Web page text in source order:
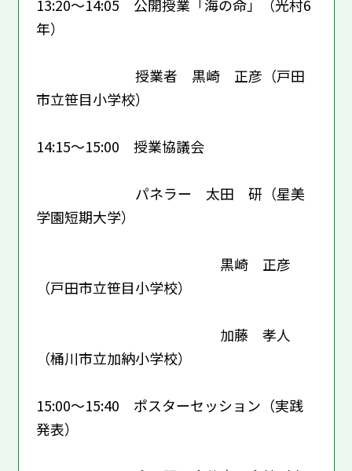
13:20～14:05 公開授業「海の命」（光村6
年）
授業者 黒崎 正彦（戸田
市立笹目小学校）
14:15～15:00 授業協議会
パネラー 太田 研（星美
学園短期大学）
黒崎 正彦
（戸田市立笹目小学校）
加藤 孝人
（桶川市立加納小学校）
15:00～15:40 ポスターセッション（実践
発表）